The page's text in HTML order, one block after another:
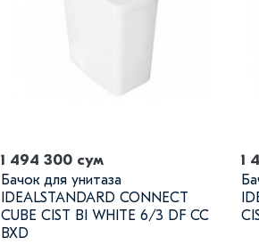
1 494 300 сум
Бачок для унитаза
IDEALSTANDARD CONNECT
CUBE CIST BI WHITE 6/3 DF CC
BXD
1